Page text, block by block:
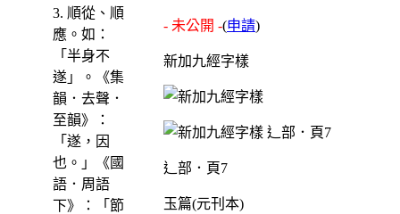
3. 順從、順
應。如：
「半身不
遂」。《集
韻．去聲．
至韻》：
「遂，因
也。」《國
語．周語
下》：「節
- 未公開 -(申請)
新加九經字樣
辶部．頁7
玉篇(元刊本)